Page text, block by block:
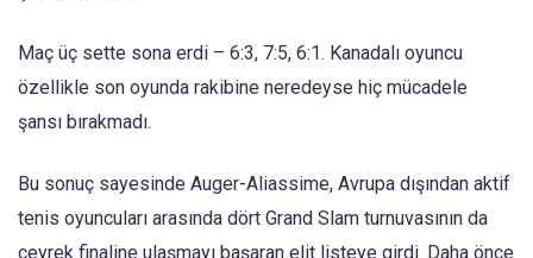
Maç üç sette sona erdi – 6:3, 7:5, 6:1. Kanadalı oyuncu
özellikle son oyunda rakibine neredeyse hiç mücadele
şansı bırakmadı.
Bu sonuç sayesinde Auger-Aliassime, Avrupa dışından aktif
tenis oyuncuları arasında dört Grand Slam turnuvasının da
çeyrek finaline ulaşmayı başaran elit listeye girdi. Daha önce